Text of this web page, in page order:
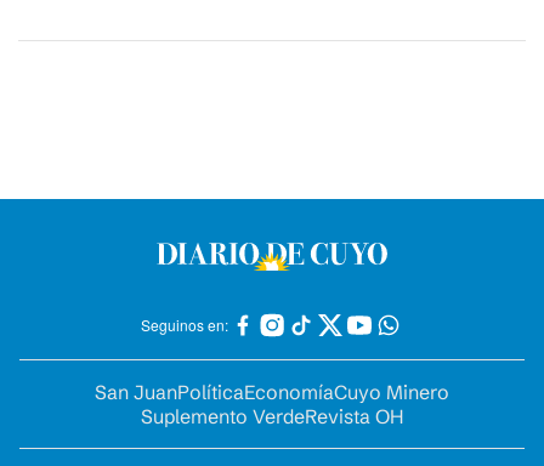
Seguinos en:
San JuanPolíticaEconomíaCuyo Minero
Suplemento VerdeRevista OH